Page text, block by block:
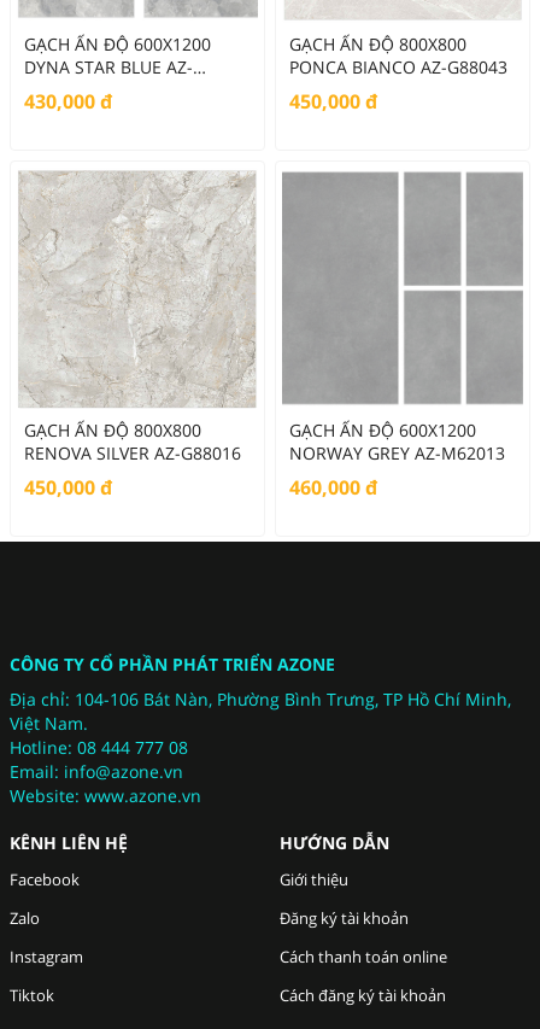
GẠCH ẤN ĐỘ 600X1200
DYNA STAR BLUE AZ-
G62019
430,000đ
GẠCH ẤN ĐỘ 800X800
PONCA BIANCO AZ-G88043
450,000đ
GẠCH ẤN ĐỘ 800X800
RENOVA SILVER AZ-G88016
450,000đ
GẠCH ẤN ĐỘ 600X1200
NORWAY GREY AZ-M62013
460,000đ
CÔNG TY CỔ PHẦN PHÁT TRIỂN AZONE
Địa chỉ: 104-106 Bát Nàn, Phường Bình Trưng, TP Hồ Chí Minh,
Việt Nam.
Hotline: 08 444 777 08
Email: info@azone.vn
Website: www.azone.vn
KÊNH LIÊN HỆ
Facebook
Zalo
Instagram
Tiktok
HƯỚNG DẪN
Giới thiệu
Đăng ký tài khoản
Cách thanh toán online
Cách đăng ký tài khoản